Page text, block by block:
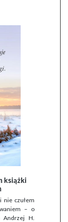
książki
nie czułem
– o
Andrzej H.